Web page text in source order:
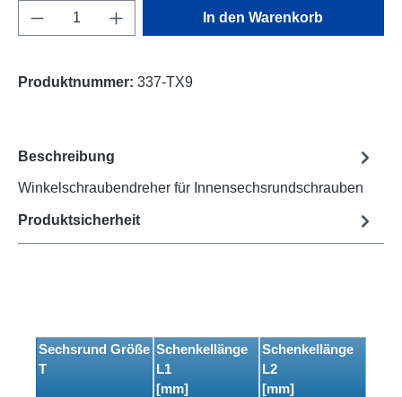
Produkt Anzahl: Gib den gewünschten
In den Warenkorb
Produktnummer: 337-TX9
Beschreibung
Winkelschraubendreher für Innensechsrundschrauben
Produktsicherheit
Sechsrund Größe
T
Schenkellänge
L1
[mm]
Schenkellänge
L2
[mm]